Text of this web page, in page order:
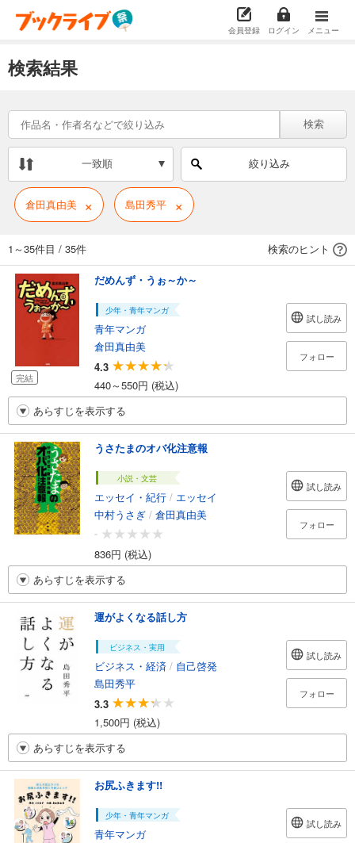
会員登録 ログイン メニュー
検索結果
検索
一致順 絞り込み
倉田真由美 × 島田秀平 ×
1～35件目 / 35件 検索のヒント
完結
だめんず・うぉ～か～
少年・青年マンガ
青年マンガ
倉田真由美
4.3
440～550円 (税込)
試し読み
フォロー
あらすじを表示する
うさたまのオバ化注意報
小説・文芸
エッセイ・紀行 / エッセイ
中村うさぎ / 倉田真由美
-
836円 (税込)
試し読み
フォロー
あらすじを表示する
運がよくなる話し方
ビジネス・実用
ビジネス・経済 / 自己啓発
島田秀平
3.3
1,500円 (税込)
試し読み
フォロー
あらすじを表示する
お尻ふきます!!
少年・青年マンガ
青年マンガ
試し読み